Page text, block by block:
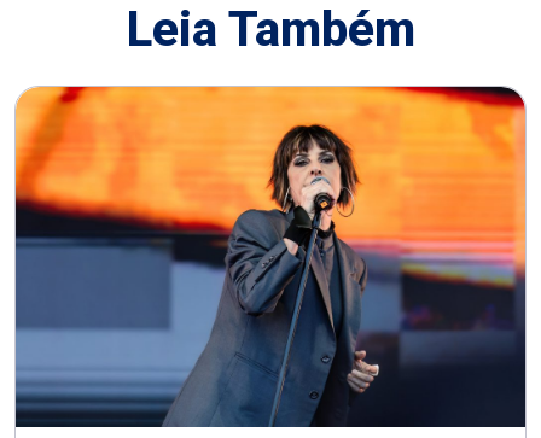
Leia Também